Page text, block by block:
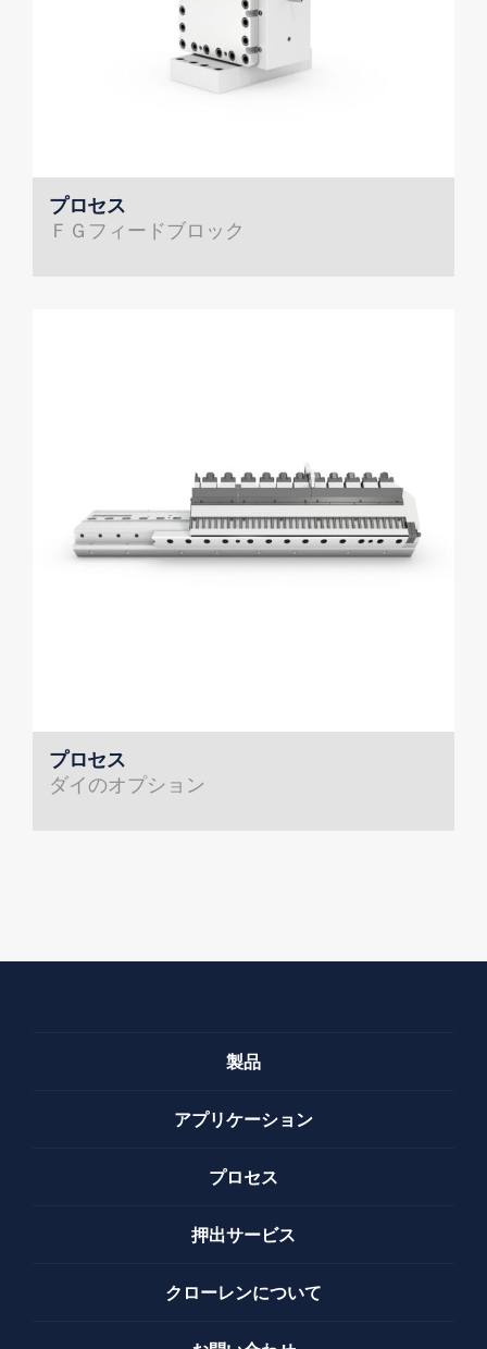
プロセス
ＦＧフィードブロック
プロセス
ダイのオプション
製品
アプリケーション
プロセス
押出サービス
クローレンについて